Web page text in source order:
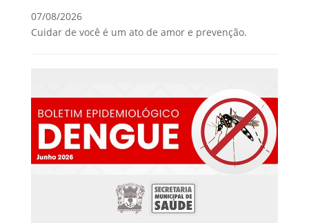
07/08/2026
Cuidar de você é um ato de amor e prevenção.